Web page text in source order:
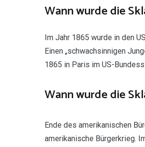
Wann wurde die
Im Jahr 1865 wurde in den
Einen „schwachsinnigen
1865 in Paris im US-
Wann wurde die
Ende des amerikanischen
amerikanische Bürgerkrieg.